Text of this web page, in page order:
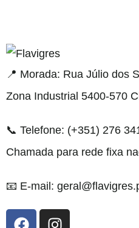
adresi
📍 Morada: Rua Júlio dos
Zona Industrial 5400-570
📞 Telefone: (+351) 276
Chamada para rede fixa
📧 E-mail: